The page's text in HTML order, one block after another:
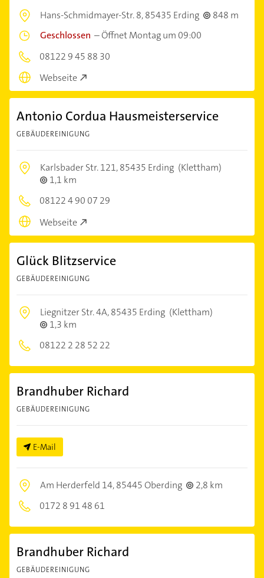
Hans-Schmidmayer-Str. 8,85435 Erding
848 m
Geschlossen –Öffnet Montag um 09:00
08122 9 45 88 30
Webseite
Antonio Cordua Hausmeisterservice
GEBÄUDEREINIGUNG
Karlsbader Str. 121,85435 Erding (Klettham)
1,1 km
08122 4 90 07 29
Webseite
Glück Blitzservice
GEBÄUDEREINIGUNG
Liegnitzer Str. 4A,85435 Erding (Klettham)
1,3 km
08122 2 28 52 22
Brandhuber Richard
GEBÄUDEREINIGUNG
E-Mail
Am Herderfeld 14,85445 Oberding
2,8 km
0172 8 91 48 61
Brandhuber Richard
GEBÄUDEREINIGUNG